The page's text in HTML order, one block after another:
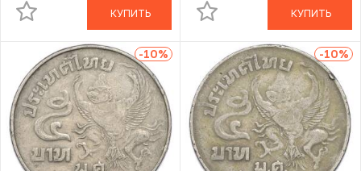
КУПИТЬ КУПИТЬ
-10% -10%